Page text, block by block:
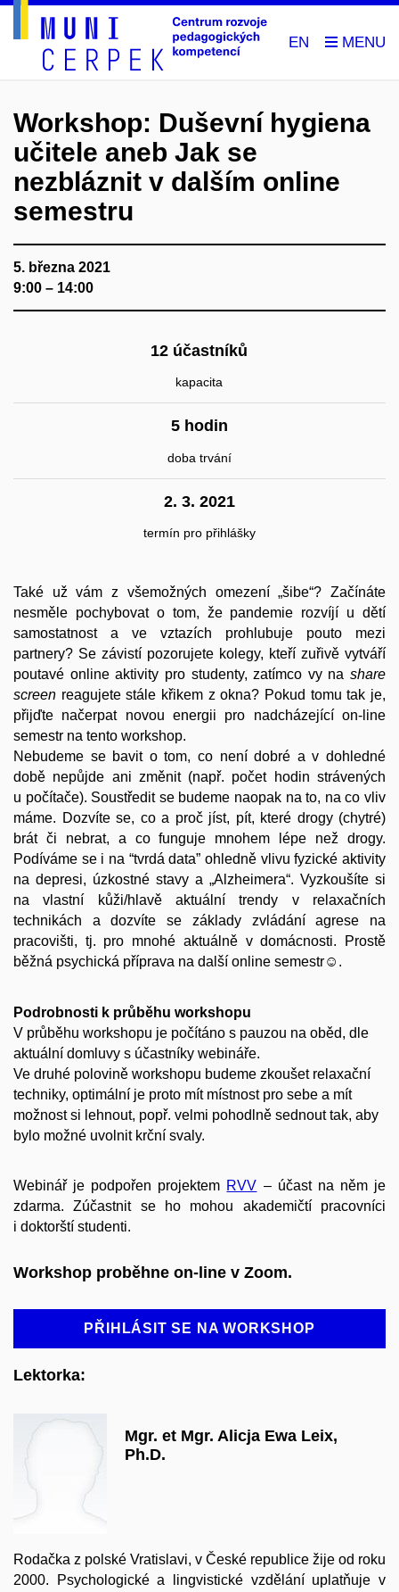
EN
Workshop: Duševní hygiena
učitele aneb Jak se
nezbláznit v dalším online
semestru
5. března 2021
9:00 – 14:00
12 účastníků
kapacita
5 hodin
doba trvání
2. 3. 2021
termín pro přihlášky
Také už vám z všemožných omezení „šibe“? Začínáte
nesměle pochybovat o tom, že pandemie rozvíjí u dětí
samostatnost a ve vztazích prohlubuje pouto mezi
partnery? Se závistí pozorujete kolegy, kteří zuřivě vytváří
poutavé online aktivity pro studenty, zatímco vy na share
screen reagujete stále křikem z okna? Pokud tomu tak je,
přijďte načerpat novou energii pro nadcházející on-line
semestr na tento workshop.
Nebudeme se bavit o tom, co není dobré a v dohledné
době nepůjde ani změnit (např. počet hodin strávených
u počítače). Soustředit se budeme naopak na to, na co vliv
máme. Dozvíte se, co a proč jíst, pít, které drogy (chytré)
brát či nebrat, a co funguje mnohem lépe než drogy.
Podíváme se i na “tvrdá data” ohledně vlivu fyzické aktivity
na depresi, úzkostné stavy a „Alzheimera“. Vyzkoušíte si
na vlastní kůži/hlavě aktuální trendy v relaxačních
technikách a dozvíte se základy zvládání agrese na
pracovišti, tj. pro mnohé aktuálně v domácnosti. Prostě
běžná psychická příprava na další online semestr☺.
Podrobnosti k průběhu workshopu
V průběhu workshopu je počítáno s pauzou na oběd, dle
aktuální domluvy s účastníky webináře.
Ve druhé polovině workshopu budeme zkoušet relaxační
techniky, optimální je proto mít místnost pro sebe a mít
možnost si lehnout, popř. velmi pohodlně sednout tak, aby
bylo možné uvolnit krční svaly.
Webinář je podpořen projektem RVV – účast na něm je
zdarma. Zúčastnit se ho mohou akademičtí pracovníci
i doktorští studenti.
Workshop proběhne on-line v Zoom.
PŘIHLÁSIT SE NA WORKSHOP
Lektorka:
Mgr. et Mgr. Alicja Ewa Leix,
Ph.D.
Rodačka z polské Vratislavi, v České republice žije od roku
2000. Psychologické a lingvistické vzdělání uplatňuje v